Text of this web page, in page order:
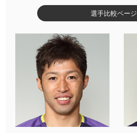
選手比較ページ